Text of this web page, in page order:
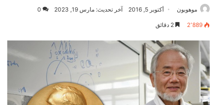
موهوبون أكتوبر 5, 2016 آخر تحديث: مارس 19, 2023 0
2٬889